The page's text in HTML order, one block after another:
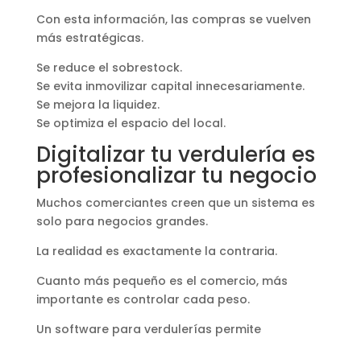
Con esta información, las compras se vuelven
más estratégicas.
Se reduce el sobrestock.
Se evita inmovilizar capital innecesariamente.
Se mejora la liquidez.
Se optimiza el espacio del local.
Digitalizar tu verdulería es
profesionalizar tu negocio
Muchos comerciantes creen que un sistema es
solo para negocios grandes.
La realidad es exactamente la contraria.
Cuanto más pequeño es el comercio, más
importante es controlar cada peso.
Un software para verdulerías permite